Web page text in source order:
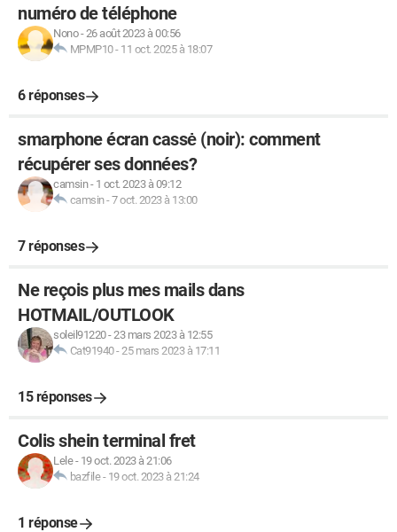
numéro de téléphone
Nono-26 août 2023 à 00:56
MPMP10- 11 oct. 2025 à 18:07
6 réponses
smarphone écran cassė (noir): comment
récupérer ses données?
camsin- 1 oct. 2023 à 09:12
camsin-7 oct. 2023 à 13:00
7 réponses
Ne reçois plus mes mails dans
HOTMAIL/OUTLOOK
soleil91220-23 mars 2023 à 12:55
Cat91940-25 mars 2023 à 17:11
15 réponses
Colis shein terminal fret
Lele- 19 oct. 2023 à 21:06
bazfile- 19 oct. 2023 à 21:24
1 réponse